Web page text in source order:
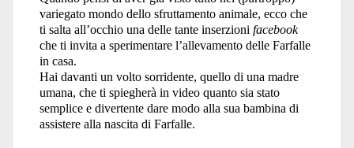
variegato mondo dello sfruttamento animale, ecco che
ti salta all’occhio una delle tante inserzioni facebook
che ti invita a sperimentare l’allevamento delle Farfalle
in casa.
Hai davanti un volto sorridente, quello di una madre
umana, che ti spiegherà in video quanto sia stato
semplice e divertente dare modo alla sua bambina di
assistere alla nascita di Farfalle.